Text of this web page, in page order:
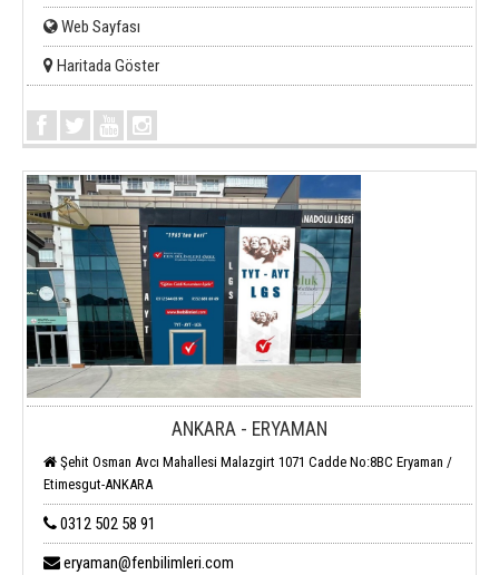
Web Sayfası
Haritada Göster
ANKARA - ERYAMAN
Şehit Osman Avcı Mahallesi Malazgirt 1071 Cadde No:8BC Eryaman /
Etimesgut-ANKARA
0312 502 58 91
eryaman@fenbilimleri.com